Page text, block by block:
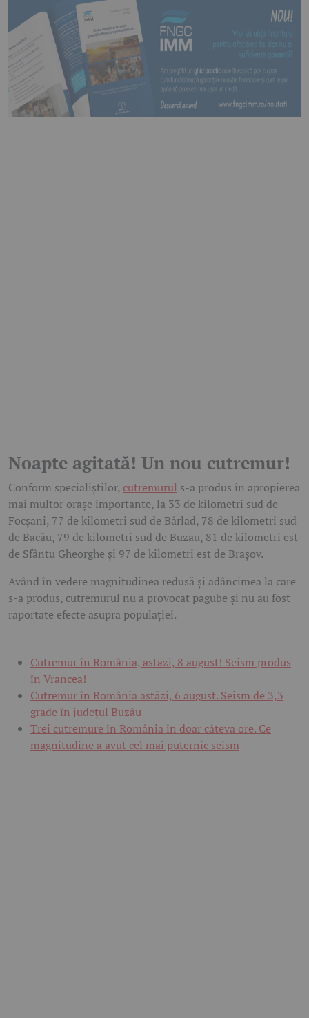
Noapte agitată! Un nou cutremur!
Conform specialiștilor, cutremurul s-a produs în apropierea
mai multor orașe importante, la 33 de kilometri sud de
Focșani, 77 de kilometri sud de Bârlad, 78 de kilometri sud
de Bacău, 79 de kilometri sud de Buzău, 81 de kilometri est
de Sfântu Gheorghe și 97 de kilometri est de Brașov.
Având în vedere magnitudinea redusă și adâncimea la care
s-a produs, cutremurul nu a provocat pagube și nu au fost
raportate efecte asupra populației.
Cutremur în România, astăzi, 8 august! Seism produs
în Vrancea!
Cutremur în România astăzi, 6 august. Seism de 3,3
grade în județul Buzău
Trei cutremure în România în doar câteva ore. Ce
magnitudine a avut cel mai puternic seism